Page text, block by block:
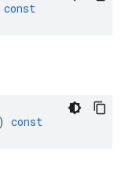
const
const